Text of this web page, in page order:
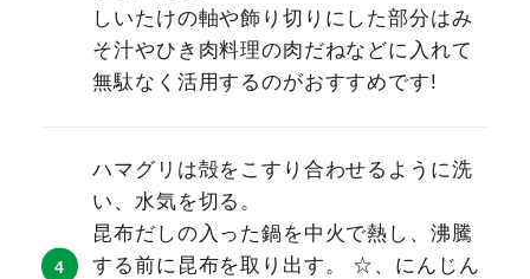
しいたけの軸や飾り切りにした部分はみ
そ汁やひき肉料理の肉だねなどに入れて
無駄なく活用するのがおすすめです!
ハマグリは殻をこすり合わせるように洗
い、水気を切る。
昆布だしの入った鍋を中火で熱し、沸騰
する前に昆布を取り出す。 ☆、にんじん